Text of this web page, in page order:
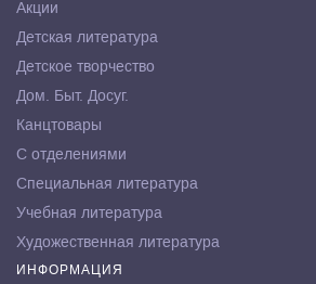
Акции
Детская литература
Детское творчество
Дом. Быт. Досуг.
Канцтовары
С отделениями
Специальная литература
Учебная литература
Художественная литература
ИНФОРМАЦИЯ